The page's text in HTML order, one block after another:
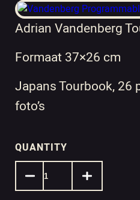
Adrian Vandenberg
Formaat 37×26 cm
Japans Tourbook, 26
foto’s
QUANTITY